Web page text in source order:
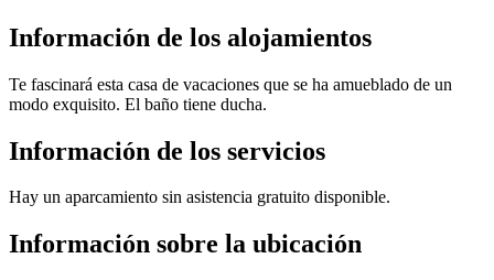
Información de los alojamientos
Te fascinará esta casa de vacaciones que se ha amueblado de un
modo exquisito. El baño tiene ducha.
Información de los servicios
Hay un aparcamiento sin asistencia gratuito disponible.
Información sobre la ubicación